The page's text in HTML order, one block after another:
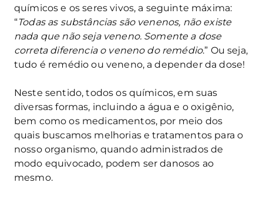
químicos e os seres vivos, a seguinte máxima:
“Todas as substâncias são venenos, não existe
nada que não seja veneno. Somente a dose
correta diferencia o veneno do remédio.” Ou seja,
tudo é remédio ou veneno, a depender da dose!
Neste sentido, todos os químicos, em suas
diversas formas, incluindo a água e o oxigênio,
bem como os medicamentos, por meio dos
quais buscamos melhorias e tratamentos para o
nosso organismo, quando administrados de
modo equivocado, podem ser danosos ao
mesmo.